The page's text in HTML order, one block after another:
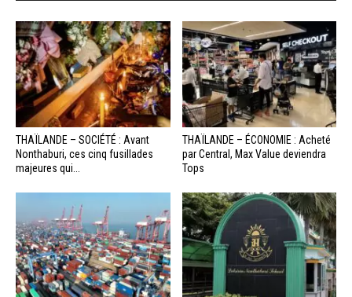
THAÏLANDE – SOCIÉTÉ : Avant
Nonthaburi, ces cinq fusillades
majeures qui...
THAÏLANDE – ÉCONOMIE : Acheté
par Central, Max Value deviendra
Tops